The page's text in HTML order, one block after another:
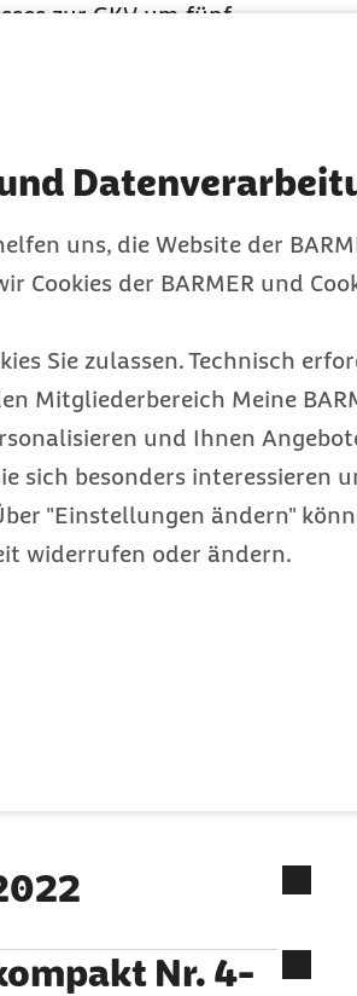
uns, die Website der
Cookies der BARMER und
Sie zulassen. Technisch
Mitgliederbereich Meine
und Ihnen
sich besonders interessieren
"Einstellungen ändern"
widerrufen oder ändern.
zur GKV um fünf
vor. Ab 2024 soll
langfristig zu
pro Jahr zu
des
der
werden jedoch nicht
GKVvon mindestens
Ansicht der
Pauschalen
im
hoch ist, hat
vorgesehen,
über die
für
Nr. 4-